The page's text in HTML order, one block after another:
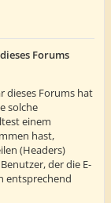
Forums
dieses Forums hat
solche
einem
hast,
(Headers)
der die E-
entsprechend